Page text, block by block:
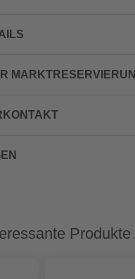
Produkte